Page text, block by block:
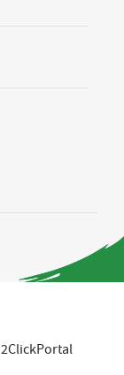
2ClickPortal